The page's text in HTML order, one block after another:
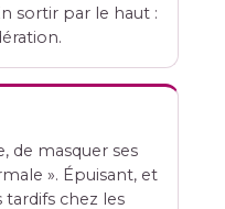
sortir par le haut :
de masquer ses
». Épuisant, et
tardifs chez les